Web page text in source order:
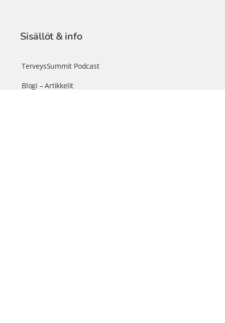
Sisällöt & info
TerveysSummit Podcast
Blogi – Artikkelit